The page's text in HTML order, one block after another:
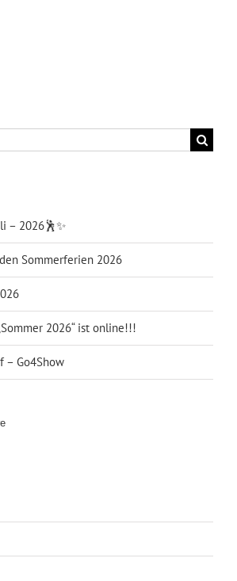
– 2026🕺✨
Sommerferien 2026
2026“ ist online!!!
– Go4Show